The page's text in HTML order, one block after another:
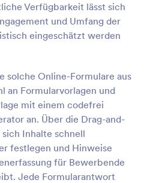
Verfügbarkeit lässt sich
und Umfang der
eingeschätzt werden
solche Online-Formulare aus
an Formularvorlagen und
mit einem codefrei
an. Über die Drag-and-
Inhalte schnell
festlegen und Hinweise
für Bewerbende
Jede Formularantwort
Händler
für